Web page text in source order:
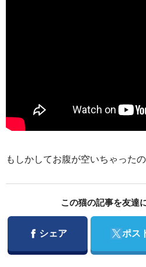
もしかしてお腹が空いちゃった
この猫の記事を友達
Facebook
シェア Twitter
ポス